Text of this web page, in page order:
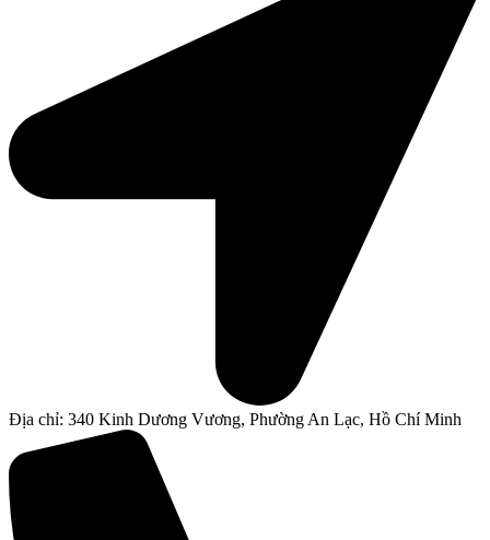
Địa chỉ: 340 Kinh Dương Vương, Phường An Lạc, Hồ Chí Minh